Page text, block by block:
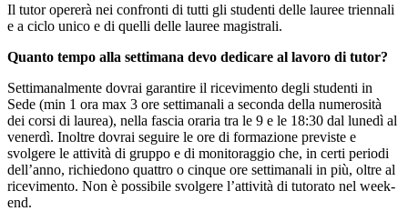
Il tutor opererà nei confronti di tutti gli studenti delle lauree triennali
e a ciclo unico e di quelli delle lauree magistrali.
Quanto tempo alla settimana devo dedicare al lavoro di tutor?
Settimanalmente dovrai garantire il ricevimento degli studenti in
Sede (min 1 ora max 3 ore settimanali a seconda della numerosità
dei corsi di laurea), nella fascia oraria tra le 9 e le 18:30 dal lunedì al
venerdì. Inoltre dovrai seguire le ore di formazione previste e
svolgere le attività di gruppo e di monitoraggio che, in certi periodi
dell’anno, richiedono quattro o cinque ore settimanali in più, oltre al
ricevimento. Non è possibile svolgere l’attività di tutorato nel week-
end.